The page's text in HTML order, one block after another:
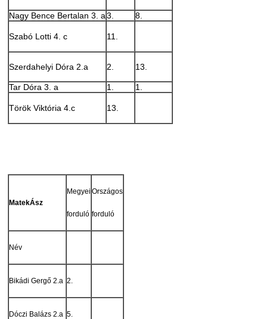
Nagy Bence Bertalan 3. a3. 8.
Szabó Lotti 4. c 11.
Szerdahelyi Dóra 2.a 2. 13.
Tar Dóra 3. a 1. 1.
Török Viktória 4.c 13.
MatekÁsz
Megyei
forduló
Országos
forduló
Név
Bikádi Gergő 2.a 2.
Dóczi Balázs 2.a 5.